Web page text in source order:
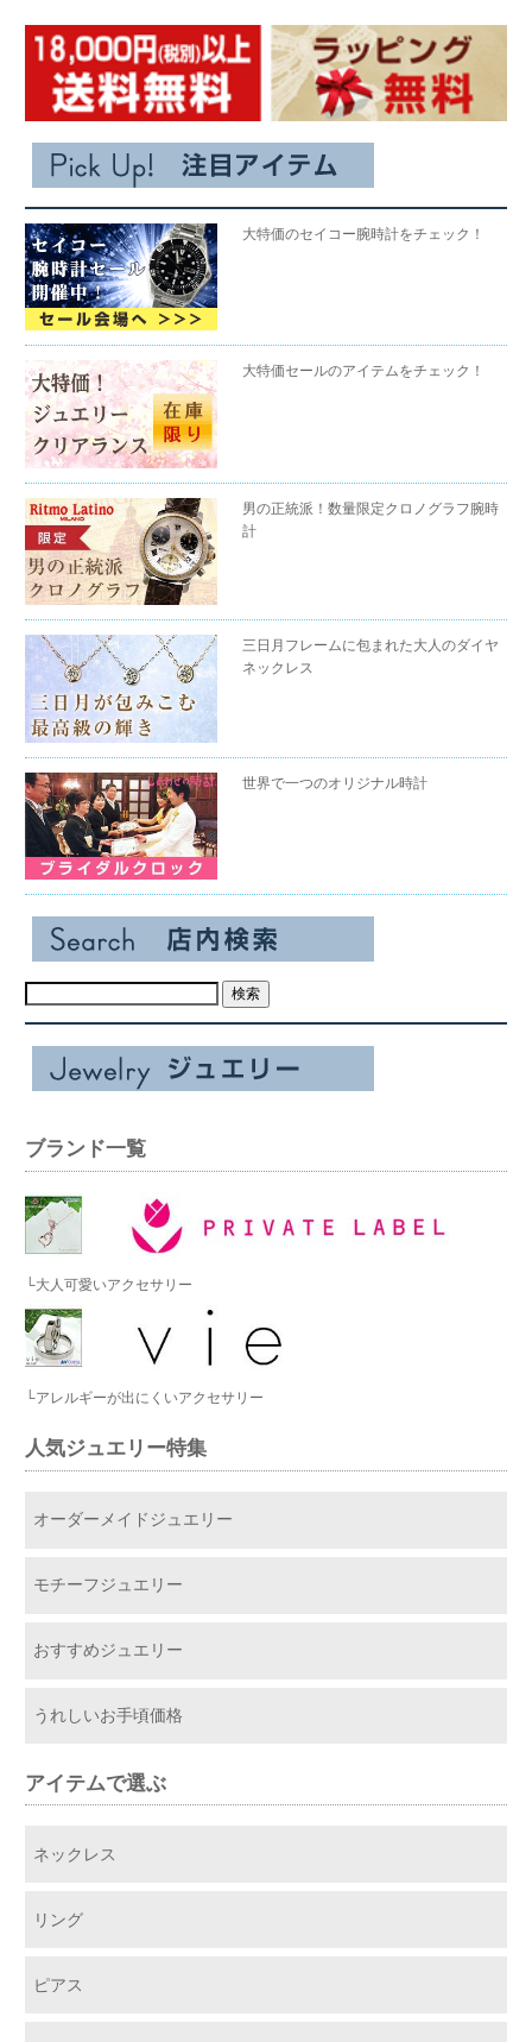
大特価のセイコー腕時計をチェック！
大特価セールのアイテムをチェック！
男の正統派！数量限定クロノグラフ腕時
計
三日月フレームに包まれた大人のダイヤ
ネックレス
世界で一つのオリジナル時計
ブランド一覧
└大人可愛いアクセサリー
└アレルギーが出にくいアクセサリー
人気ジュエリー特集
オーダーメイドジュエリー
モチーフジュエリー
おすすめジュエリー
うれしいお手頃価格
アイテムで選ぶ
ネックレス
リング
ピアス